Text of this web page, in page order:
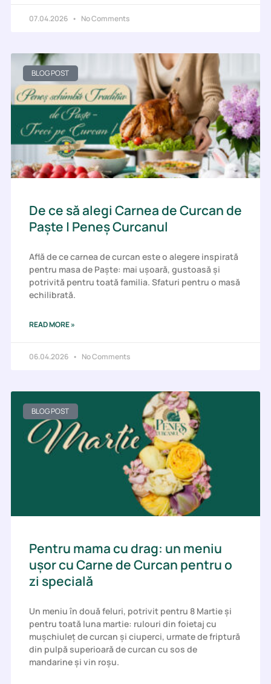
07.04.2026 No Comments
BLOG POST
De ce să alegi Carnea de Curcan de
Paște | Peneș Curcanul
Află de ce carnea de curcan este o alegere inspirată
pentru masa de Paște: mai ușoară, gustoasă și
potrivită pentru toată familia. Sfaturi pentru o masă
echilibrată.
READ MORE »
06.04.2026 No Comments
BLOG POST
Pentru mama cu drag: un meniu
ușor cu Carne de Curcan pentru o
zi specială
Un meniu în două feluri, potrivit pentru 8 Martie și
pentru toată luna martie: rulouri din foietaj cu
mușchiuleț de curcan și ciuperci, urmate de friptură
din pulpă superioară de curcan cu sos de
mandarine și vin roșu.